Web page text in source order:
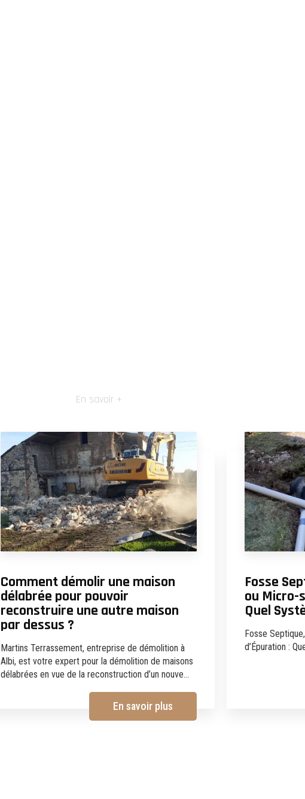
En savoir +
Comment démolir une maison
délabrée pour pouvoir
reconstruire une autre maison
par dessus ?
Martins Terrassement, entreprise de démolition à
Albi, est votre expert pour la démolition de maisons
délabrées en vue de la reconstruction d’un nouve...
En savoir plus
Fosse
ou Micro-
Quel
Fosse
d’Épuration :